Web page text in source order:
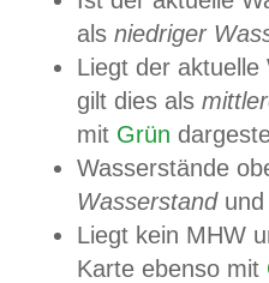
als niedriger
Liegt der
gilt dies als
mit Grün
Wasserstände
Wasserstandund
Liegt kein MHW
Karte ebenso mit